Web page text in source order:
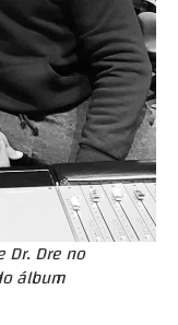
Dre no
álbum